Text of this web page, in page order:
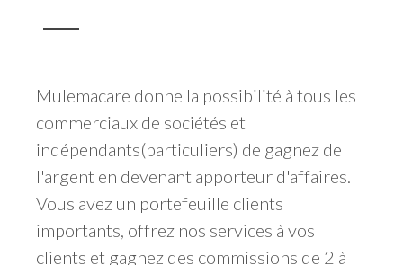
Mulemacare donne la possibilité à tous les
commerciaux de sociétés et
indépendants(particuliers) de gagnez de
l'argent en devenant apporteur d'affaires.
Vous avez un portefeuille clients
importants, offrez nos services à vos
clients et gagnez des commissions de 2 à